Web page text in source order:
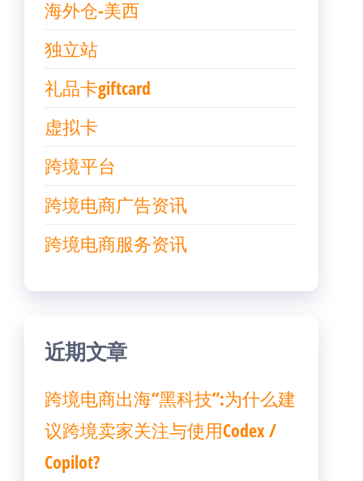
海外仓-美西
独立站
礼品卡giftcard
虚拟卡
跨境平台
跨境电商广告资讯
跨境电商服务资讯
近期文章
跨境电商出海“黑科技”:为什么建
议跨境卖家关注与使用Codex /
Copilot?